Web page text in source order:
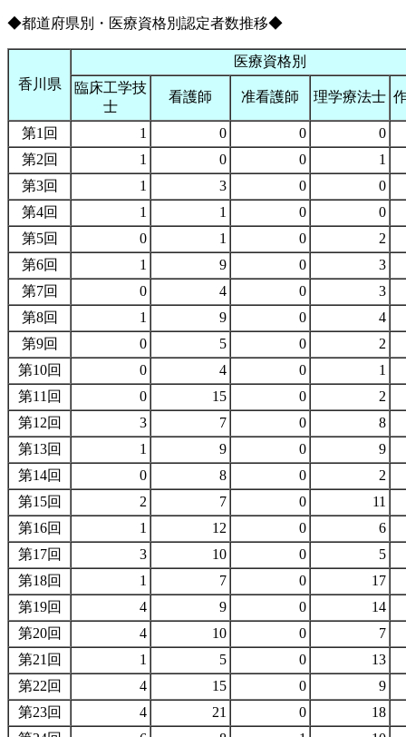
◆都道府県別・医療資格別認定者数推移◆
香川県
医療資格別
臨床工学技
士
看護師 准看護師 理学療法士
第1回 1 0 0
0
第2回
1 0 0
1
第3回
1 3 0
0
第4回
1 1 0
0
第5回
0 1 0
2
第6回
1 9 0
3
第7回
0 4 0
3
第8回
1 9 0
4
第9回
0 5 0
2
第10回
0 4 0
1
第11回
0 15 0
2
第12回
3 7 0
8
第13回
1 9 0
9
第14回
0 8 0
2
第15回
2 7 0
11
第16回
1 12 0
6
第17回
3 10 0
5
第18回
1 7 0
17
第19回
4 9 0
14
第20回
4 10 0
7
第21回
1 5 0
13
第22回
4 15 0
9
第23回
4 21 0
18